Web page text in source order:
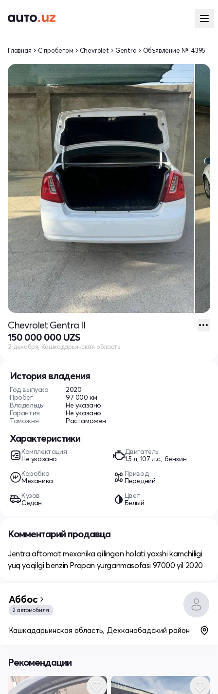
История владения
Год выпуска
2020
Пробег
97 000 км
Владельцы
Не указано
Гарантия
Не указано
Таможня
Растаможен
Характеристики
Комплектация
Не указано
Двигатель
1.5 л, 107 л.с., бензин
Коробка
Механика
Привод
Передний
Кузов
Седан
Цвет
Белый
Главная С пробегом Chevrolet Gentra Объявление № 4395
Chevrolet Gentra II
150 000 000 UZS
2 декабря, Кашкадарьинская область
Комментарий продавца
Jentra aftomat mexanika qilingan holati yaxshi kamchiligi
yuq yoqilgi benzin Prapan yurganmasofasi 97000 yil 2020
Аббос
2 автомобиля
Кашкадарьинская область, Дехканабадский район
Рекомендации